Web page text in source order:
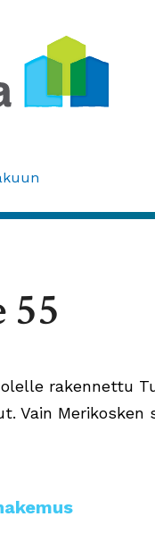
rakennettu
Vain